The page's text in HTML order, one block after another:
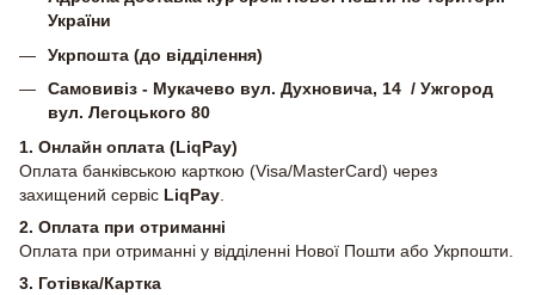
України
Укрпошта (до відділення)
Самовивіз - Мукачево вул. Духновича, 14 / Ужгород
вул. Легоцького 80
1. Онлайн оплата (LiqPay)
Оплата банківською карткою (Visa/MasterCard) через
захищений сервіс LiqPay
2. Оплата при отриманні
Оплата при отриманні у відділенні Нової Пошти або Укрпошти.
3. Готівка/Картка